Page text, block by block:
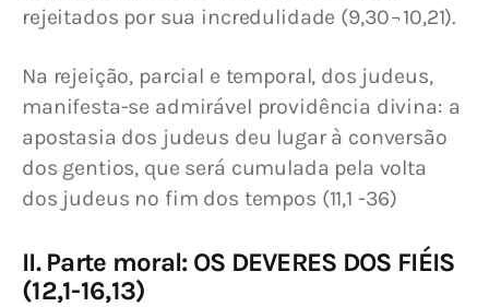
rejeitados por sua incredulidade (9,30¬10,21).
Na rejeição, parcial e temporal, dos judeus,
manifesta-se admirável providência divina: a
apostasia dos judeus deu lugar à conversão
dos gentios, que será cumulada pela volta
dos judeus no fim dos tempos (11,1 -36)
II. Parte moral: OS DEVERES DOS FIÉIS
(12,1-16,13)